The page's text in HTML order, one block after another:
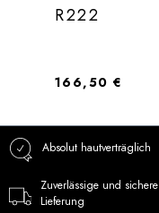
R222
Regulärer Preis:
166,50 €
Absolut hautverträglich
Zuverlässige und sichere
Lieferung